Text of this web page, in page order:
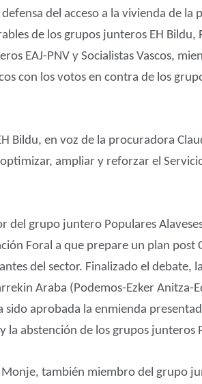
del acceso a la vivienda de
de los grupos junteros EH
EAJ-PNV y Socialistas Vascos,
con los votos en contra de los
Bildu, en voz de la procuradora
ampliar y reforzar el
del grupo juntero Populares
Foral a que prepare un plan
del sector. Finalizado el
Araba (Podemos-Ezker
sido aprobada la enmienda
abstención de los grupos junteros
también miembro del grupo